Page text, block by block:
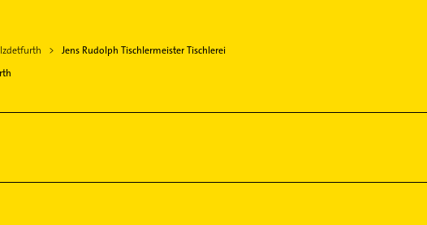
Jens Rudolph Tischlermeister Tischlerei